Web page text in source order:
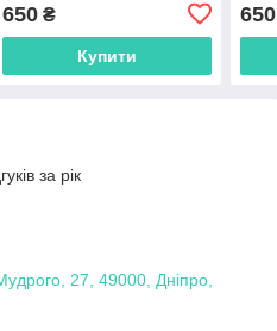
650₴
Купити
650
за рік
27, 49000, Дніпро,